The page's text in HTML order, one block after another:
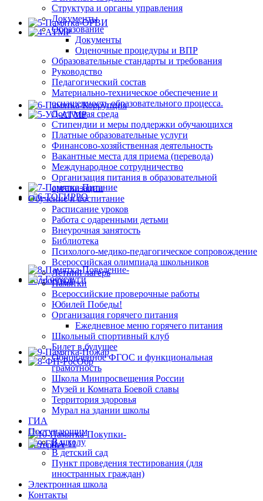
Структура и органы управления
Документы
Образование
Документы
Оценочные процедуры и ВПР
Образовательные стандарты и требования
Руководство
Педагогический состав
Материально-техническое обеспечение и
оснащенность образовательного процесса.
Доступная среда
Стипендии и меры поддержки обучающихся
Платные образовательные услуги
Финансово-хозяйственная деятельность
Вакантные места для приема (перевода)
Международное сотрудничество
Организация питания в образовательной
организации
Обучение и воспитание
Расписание уроков
Работа с одаренными детьми
Внеурочная занятость
Библиотека
Психолого-медико-педагогическое сопровождение
Всероссийская олимпиада школьников
Летний лагерь
Памятки
Всероссийские проверочные работы
Юбилей Победы!
Организация горячего питания
Ежедневное меню горячего питания
Школьный спортивный клуб
Билет в будущее
Обновленное ФГОС и функциональная
грамотность
Школа Минпросвещения России
Музей и Комната Боевой славы
Территория здоровья
Мурал на здании школы
ГИА
Поступающим
В школу
В детский сад
Пункт проведения тестирования (для
иностранных граждан)
Электронная школа
Контакты